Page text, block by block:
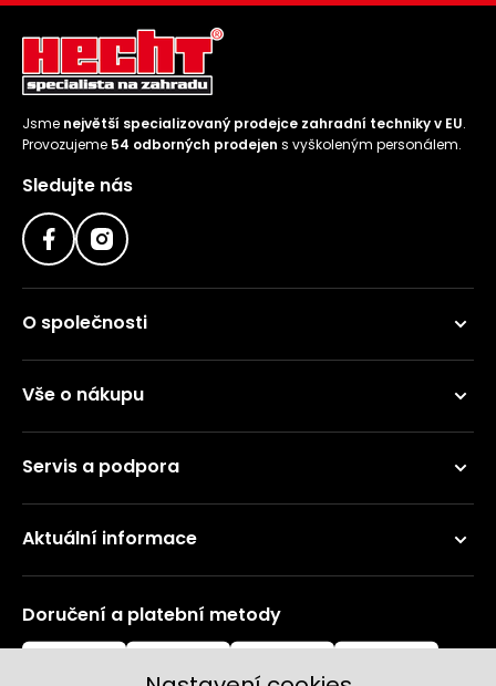
Jsme největší specializovaný prodejce zahradní techniky v EU.
Provozujeme 54 odborných prodejen s vyškoleným personálem.
Sledujte nás
O společnosti
Vše o nákupu
Servis a podpora
Aktuální informace
Doručení a platební metody